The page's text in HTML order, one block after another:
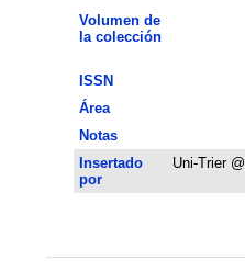
Volumen de
la colección
ISSN
Área
Notas
Insertado
por
Uni-Trier